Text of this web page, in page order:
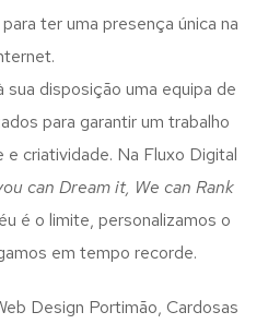
ter uma presença única na
sua disposição uma equipa de
para garantir um trabalho
e criatividade. Na Fluxo Digital
can Dream it, We can Rank
é o limite, personalizamos o
em tempo recorde.
Design Portimão, Cardosas